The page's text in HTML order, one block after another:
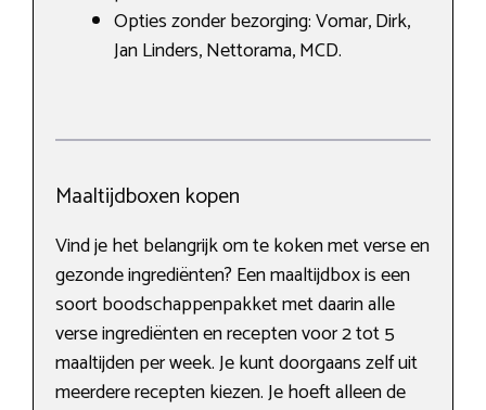
Opties zonder bezorging: Vomar, Dirk,
Jan Linders, Nettorama, MCD.
Maaltijdboxen kopen
Vind je het belangrijk om te koken met verse en
gezonde ingrediënten? Een maaltijdbox is een
soort boodschappenpakket met daarin alle
verse ingrediënten en recepten voor 2 tot 5
maaltijden per week. Je kunt doorgaans zelf uit
meerdere recepten kiezen. Je hoeft alleen de